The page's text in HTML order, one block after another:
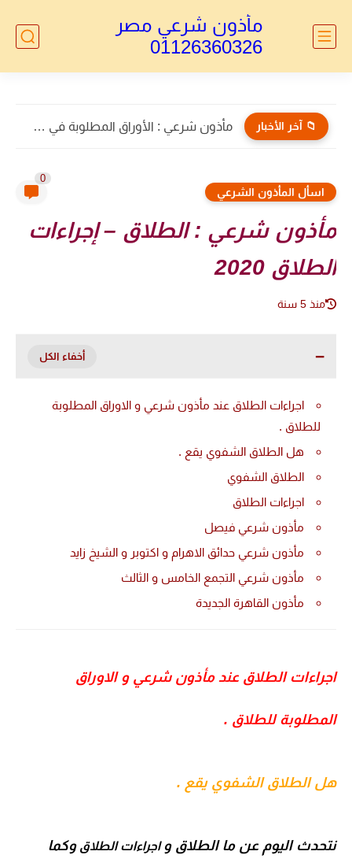
مأذون شرعي مصر
01126360326
📁 آخر الأخبار مأذون شرعي : الأوراق المطلوبة في طلاق الأجانب 2026...
اسأل المأذون الشرعي
0
مأذون شرعي : الطلاق – إجراءات
الطلاق 2020
منذ 5 سنة
اجراءات الطلاق عند مأذون شرعي و الاوراق المطلوبة
للطلاق .
هل الطلاق الشفوي يقع .
الطلاق الشفوي
اجراءات الطلاق
مأذون شرعي فيصل
مأذون شرعي حدائق الاهرام و اكتوبر و الشيخ زايد
مأذون شرعي التجمع الخامس و الثالث
مأذون القاهرة الجديدة
اجراءات الطلاق عند مأذون شرعي و الاوراق
المطلوبة للطلاق .
هل الطلاق الشفوي يقع .
نتحدث اليوم عن ما الطلاق و اجراءات الطلاق وكما